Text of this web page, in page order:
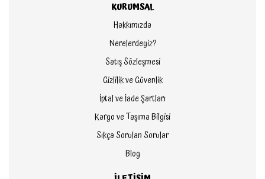
KURUMSAL
Hakkımızda
Nerelerdeyiz?
Satış Sözleşmesi
Gizlilik ve Güvenlik
İptal ve İade Şartları
Kargo ve Taşıma Bilgisi
Sıkça Sorulan Sorular
Blog